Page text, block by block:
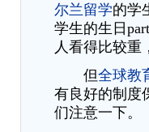
尔兰留学的学
学生的生日
人看得比较重
但全球教
有良好的制度
们注意一下。